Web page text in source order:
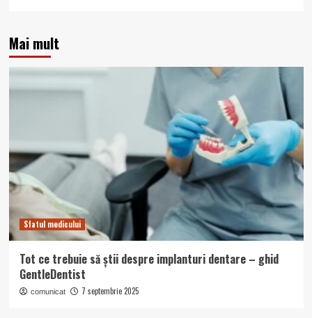
Mai mult
Sfatul medicului
Tot ce trebuie să știi despre implanturi dentare – ghid
GentleDentist
comunicat 7 septembrie 2025